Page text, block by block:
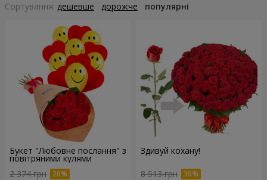
Сортування: дешевше дорожче популярні
Букет "Любовне послання" з
повітряними кулями
2 374 грн
Здивуй кохану!
8 513 грн